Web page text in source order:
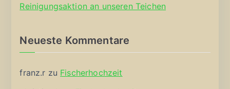
Reinigungsaktion an unseren Teichen
Neueste Kommentare
franz.r zu Fischerhochzeit